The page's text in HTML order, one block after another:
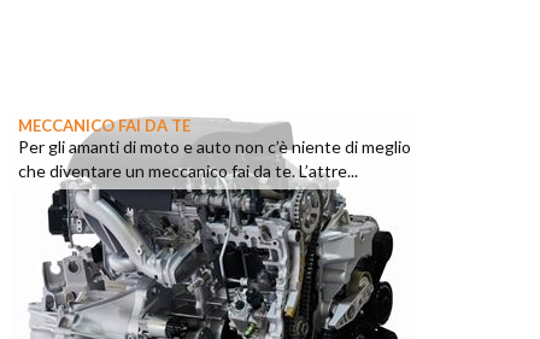
MECCANICO FAI DA TE
Per gli amanti di moto e auto non c’è niente di meglio
che diventare un meccanico fai da te. L’attre...